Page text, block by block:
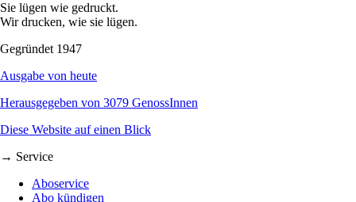
Sie lügen wie gedruckt.
Wir drucken, wie sie lügen.
Gegründet 1947
Ausgabe von heute
Herausgegeben von 3079 GenossInnen
Diese Website auf einen Blick
→ Service
Aboservice
Abo kündigen